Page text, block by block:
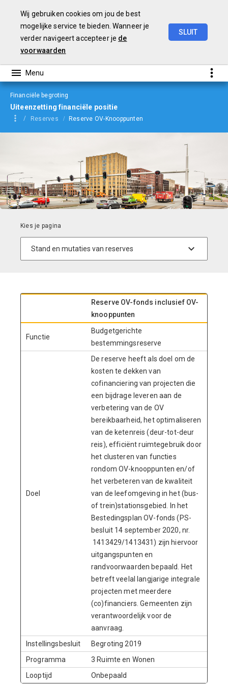
Wij gebruiken cookies om jou de best
mogelijke service te bieden. Wanneer je
verder navigeert accepteer je de
voorwaarden
SLUIT
Financiële begroting
Uiteenzetting financiële positie
Reserves Reserve OV-Knooppunten
Reserve OV-fonds inclusief OV-
knooppunten
Functie
Budgetgerichte
bestemmingsreserve
Doel
De reserve heeft als doel om de
kosten te dekken van
cofinanciering van projecten die
een bijdrage leveren aan de
verbetering van de OV
bereikbaarheid, het optimaliseren
van de ketenreis (deur-tot-deur
reis), efficiënt ruimtegebruik door
het clusteren van functies
rondom OV-knooppunten en/of
het verbeteren van de kwaliteit
van de leefomgeving in het (bus-
of trein)stationsgebied. In het
Bestedingsplan OV-fonds (PS-
besluit 14 september 2020, nr.
1413429/1413431) zijn hiervoor
uitgangspunten en
randvoorwaarden bepaald. Het
betreft veelal langjarige integrale
projecten met meerdere
(co)financiers. Gemeenten zijn
verantwoordelijk voor de
aanvraag.
Instellingsbesluit
Begroting 2019
Programma
3 Ruimte en Wonen
Looptijd
Onbepaald